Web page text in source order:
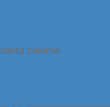
santa coloma